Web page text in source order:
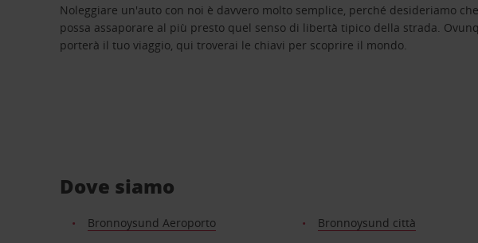
Noleggiare un'auto con noi è davvero molto semplice, perché desideriamo
possa assaporare al più presto quel senso di libertà tipico della strada.
porterà il tuo viaggio, qui troverai le chiavi per scoprire il mondo.
Dove siamo
Bronnoysund Aeroporto Bronnoysund città